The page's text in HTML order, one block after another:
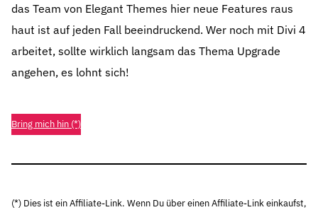
das Team von Elegant Themes hier neue Features raus
haut ist auf jeden Fall beeindruckend. Wer noch mit Divi 4
arbeitet, sollte wirklich langsam das Thema Upgrade
angehen, es lohnt sich!
Bring mich hin (*)
(*) Dies ist ein Affiliate-Link. Wenn Du über einen Affiliate-Link einkaufst,